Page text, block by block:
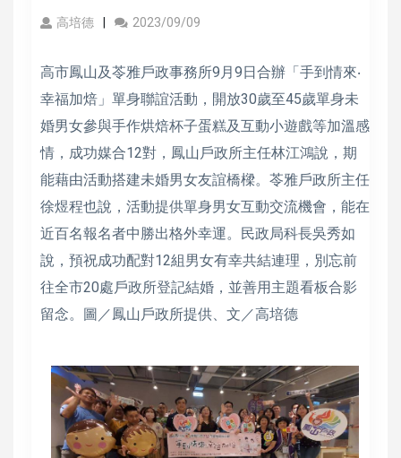
高培德 2023/09/09
高市鳳山及苓雅戶政事務所9月9日合辦「手到情來‧
幸福加焙」單身聯誼活動，開放30歲至45歲單身未
婚男女參與手作烘焙杯子蛋糕及互動小遊戲等加溫感
情，成功媒合12對，鳳山戶政所主任林江鴻說，期
能藉由活動搭建未婚男女友誼橋樑。苓雅戶政所主任
徐煜程也說，活動提供單身男女互動交流機會，能在
近百名報名者中勝出格外幸運。民政局科長吳秀如
說，預祝成功配對12組男女有幸共結連理，別忘前
往全市20處戶政所登記結婚，並善用主題看板合影
留念。圖／鳳山戶政所提供、文／高培德